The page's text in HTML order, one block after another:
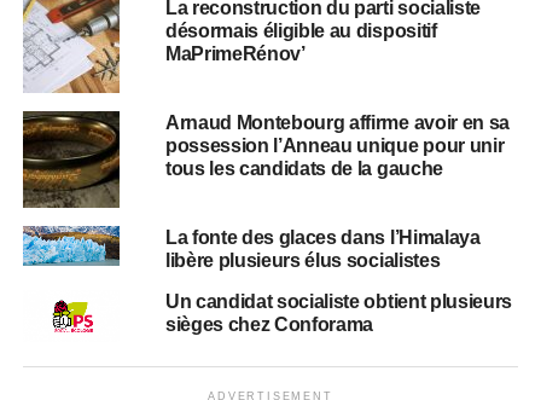
La reconstruction du parti socialiste
désormais éligible au dispositif
MaPrimeRénov’
Arnaud Montebourg affirme avoir en sa
possession l’Anneau unique pour unir
tous les candidats de la gauche
La fonte des glaces dans l’Himalaya
libère plusieurs élus socialistes
Un candidat socialiste obtient plusieurs
sièges chez Conforama
ADVERTISEMENT